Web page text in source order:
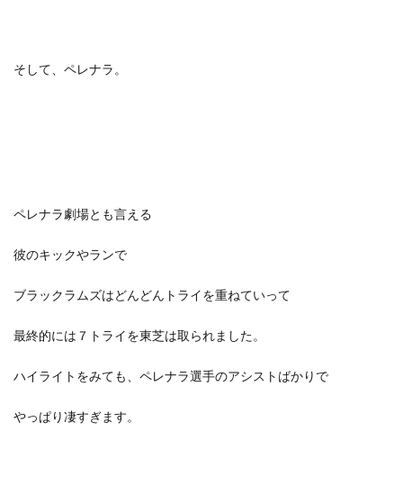
そして、ペレナラ。
ペレナラ劇場とも言える
彼のキックやランで
ブラックラムズはどんどんトライを重ねていって
最終的には７トライを東芝は取られました。
ハイライトをみても、ペレナラ選手のアシストばかりで
やっぱり凄すぎます。